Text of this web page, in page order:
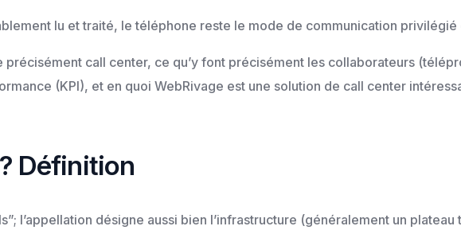
lu et traité, le téléphone reste le mode de communication
précisément call center, ce qu’y font précisément les collaborateurs
(KPI), et en quoi WebRivage est une solution de call center
Définition
l’appellation désigne aussi bien l’infrastructure (généralement un